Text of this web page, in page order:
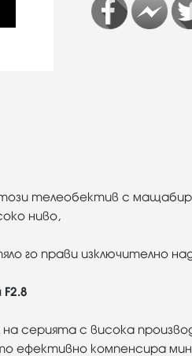
телеобектив с
ниво,
го прави изключително
серията с висока
ефективно компенсира